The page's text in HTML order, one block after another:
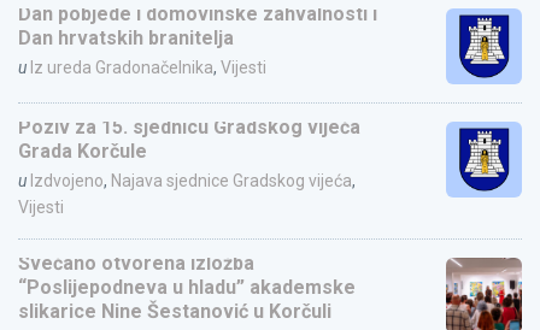
Dan pobjede i domovinske zahvalnosti i
Dan hrvatskih branitelja
u Iz ureda Gradonačelnika, Vijesti
Poziv za 15. sjednicu Gradskog vijeća
Grada Korčule
u Izdvojeno, Najava sjednice Gradskog vijeća,
Vijesti
Svečano otvorena izložba
“Poslijepodneva u hladu” akademske
slikarice Nine Šestanović u Korčuli